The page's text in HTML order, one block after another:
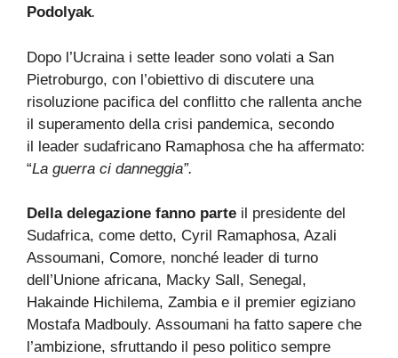
Podolyak.
Dopo l’Ucraina i sette leader sono volati a San
Pietroburgo, con l’obiettivo di discutere una
risoluzione pacifica del conflitto che rallenta anche
il superamento della crisi pandemica, secondo
il leader sudafricano Ramaphosa che ha affermato:
“La guerra ci danneggia”.
Della delegazione fanno parte il presidente del
Sudafrica, come detto, Cyril Ramaphosa, Azali
Assoumani, Comore, nonché leader di turno
dell’Unione africana, Macky Sall, Senegal,
Hakainde Hichilema, Zambia e il premier egiziano
Mostafa Madbouly. Assoumani ha fatto sapere che
l’ambizione, sfruttando il peso politico sempre